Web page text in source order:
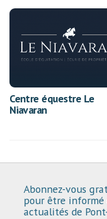
Centre équestre Le
Niavaran
Abonnez-vous
pour être informé
actualités de